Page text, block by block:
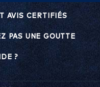
AVIS CERTIFIÉS
PAS UNE GOUTTE
?